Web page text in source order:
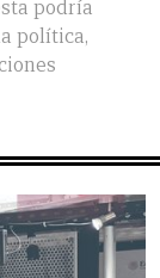
podría
política,